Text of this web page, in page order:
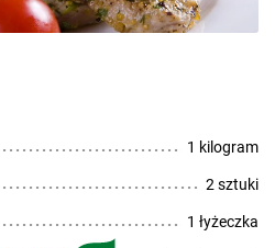
1 kilogram
2 sztuki
1 łyżeczka